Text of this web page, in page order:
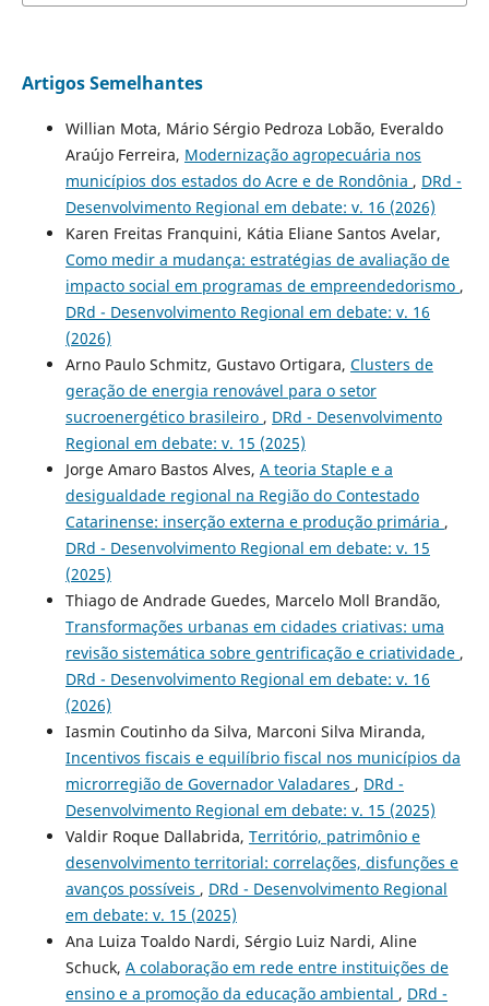
Artigos Semelhantes
Willian Mota, Mário Sérgio Pedroza Lobão, Everaldo
Araújo Ferreira, Modernização agropecuária nos
municípios dos estados do Acre e de Rondônia , DRd -
Desenvolvimento Regional em debate: v. 16 (2026)
Karen Freitas Franquini, Kátia Eliane Santos Avelar,
Como medir a mudança: estratégias de avaliação de
impacto social em programas de empreendedorismo ,
DRd - Desenvolvimento Regional em debate: v. 16
(2026)
Arno Paulo Schmitz, Gustavo Ortigara, Clusters de
geração de energia renovável para o setor
sucroenergético brasileiro , DRd - Desenvolvimento
Regional em debate: v. 15 (2025)
Jorge Amaro Bastos Alves, A teoria Staple e a
desigualdade regional na Região do Contestado
Catarinense: inserção externa e produção primária ,
DRd - Desenvolvimento Regional em debate: v. 15
(2025)
Thiago de Andrade Guedes, Marcelo Moll Brandão,
Transformações urbanas em cidades criativas: uma
revisão sistemática sobre gentrificação e criatividade ,
DRd - Desenvolvimento Regional em debate: v. 16
(2026)
Iasmin Coutinho da Silva, Marconi Silva Miranda,
Incentivos fiscais e equilíbrio fiscal nos municípios da
microrregião de Governador Valadares , DRd -
Desenvolvimento Regional em debate: v. 15 (2025)
Valdir Roque Dallabrida, Território, patrimônio e
desenvolvimento territorial: correlações, disfunções e
avanços possíveis , DRd - Desenvolvimento Regional
em debate: v. 15 (2025)
Ana Luiza Toaldo Nardi, Sérgio Luiz Nardi, Aline
Schuck, A colaboração em rede entre instituições de
ensino e a promoção da educação ambiental , DRd -